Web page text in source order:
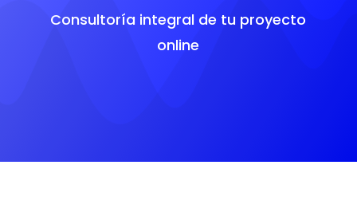
Consultoría integral de tu proyecto
online